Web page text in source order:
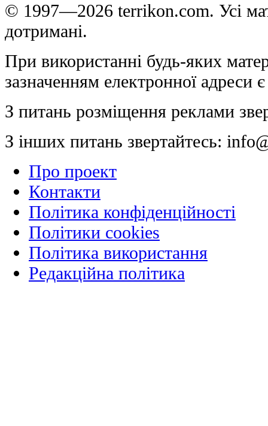
© 1997—2026 terrikon.com. Усі
дотримані.
При використанні будь-яких
зазначенням електронної адреси
З питань розміщення реклами
З інших питань звертайтесь:
Про проект
Контакти
Політика конфіденційності
Політики cookies
Політика використання
Редакційна політика